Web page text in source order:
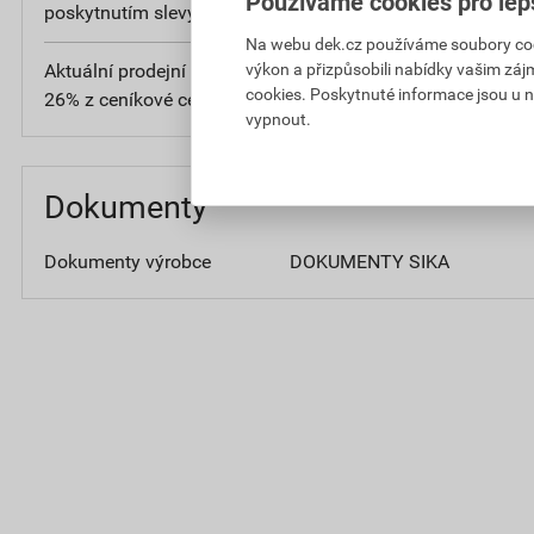
poskytnutím slevy
bez
Aktuální prodejní porovnávací cena po slevě
26% z ceníkové ceny
bez
Dokumenty
Dokumenty výrobce DOKUMENTY SIKA
Na webu dek.cz používáme soubory
výkon a přizpůsobili nabídky vašim
cookies. Poskytnuté informace jsou u
vypnout.